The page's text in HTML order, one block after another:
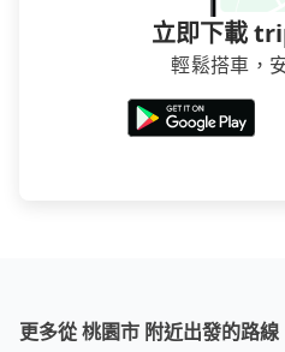
立即下載
輕鬆搭車，
更多從 桃園市 附近出發的路線